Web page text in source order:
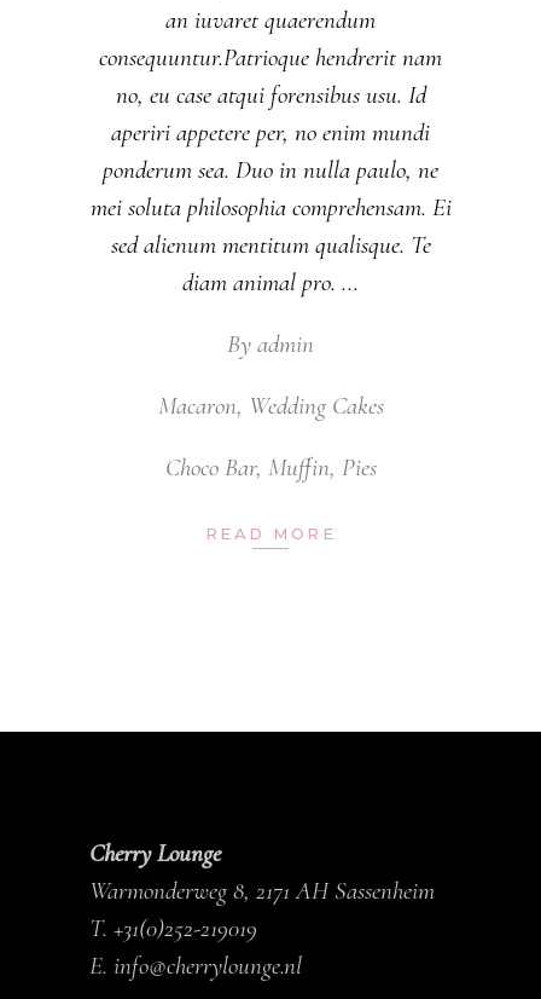
an iuvaret quaerendum
consequuntur.Patrioque hendrerit nam
no, eu case atqui forensibus usu. Id
aperiri appetere per, no enim mundi
ponderum sea. Duo in nulla paulo, ne
mei soluta philosophia comprehensam. Ei
sed alienum mentitum qualisque. Te
diam animal pro.
By admin
Macaron, Wedding Cakes
Choco Bar, Muffin, Pies
READ MORE
Cherry Lounge
Warmonderweg 8, 2171 AH Sassenheim
T. +31(0)252-219019
E. info@cherrylounge.nl